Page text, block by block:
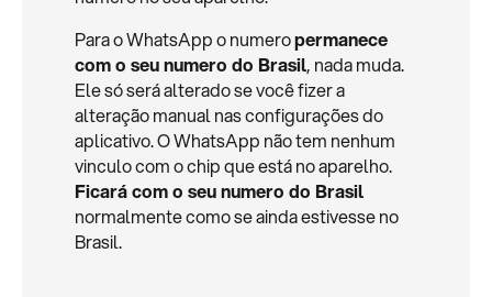
Para o WhatsApp o numeropermanece
com o seu numero do Brasil, nada muda.
Ele só será alterado se você fizer a
alteração manual nas configurações do
aplicativo. O WhatsApp não tem nenhum
vinculo com o chip que está no aparelho.
Ficará com o seu numero do Brasil
normalmente como se ainda estivesse no
Brasil.